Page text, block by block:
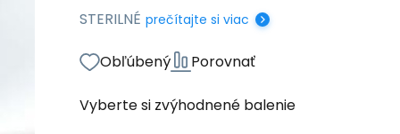
STERILNÉ prečítajte si viac
Obľúbený Porovnať
Vyberte si zvýhodnené balenie